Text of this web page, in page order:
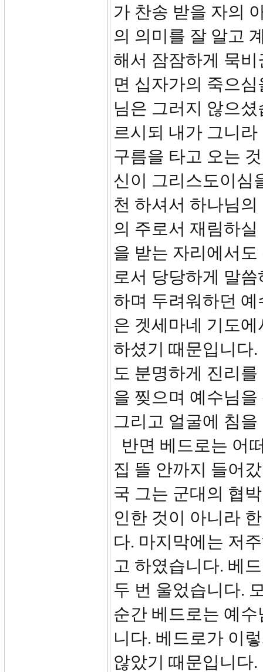
가 찬송 받을 자의
의 의미를 잘 알고
해서 잠잠하게 묵
면 십자가의 죽으
님은 그러지 않으
르시되 내가 그니
구름을 타고 오는
신이 그리스도이심
천 하셔서 하나님
의 주로서 재림하
을 받는 자리에서
로서 당당하게 말
하며 두려워하던
은 겟세마네 기도
하셨기 때문입니다
도 분명하게 진리
을 찢으며 예수님
그리고 얼굴에 침
반면 베드로는 어
집 뜰 안까지 들어
국 그는 군대의 협
인한 것이 아니라
다. 마지막에는 저
고 하였습니다. 베
두 번 울었습니다.
순간 베드로는 예
니다. 베드로가 이
않았기 때문입니다